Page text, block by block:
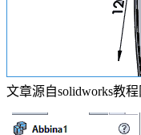
文章源自solidworks教程